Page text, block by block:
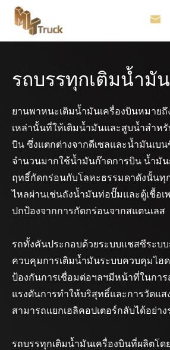

รถบรรทุกเติมน้ำมั
ยานพาหนะเติมน้ำมันเครื่องบินหมาย
เหล่านั้นที่ให้เติมน้ำมันและสูบน้ำสำห
บิน ซึ่งแตกต่างจากดีเซลและน้ำมันเบ
จำนวนมากใช้น้ำมันก๊าดการบิน น้ำมั
ฤทธิ์กัดกร่อนกับโลหะธรรมดาดังนั้น
ไหลผ่านเช่นถังน้ำมันท่อปั๊มและตู้เชื้อเ
ปกป้องจากการกัดกร่อนจากสแตนเลส
รถทั้งคันประกอบด้วยระบบแชสซีระบ
ควบคุมการเติมน้ำมันระบบควบคุมไฮ
ป้องกันการเชื่อมต่อฯลฯมีหน้าที่ในกา
แรงดันการทำให้บริสุทธิ์และการวัดแส
สามารถแยกเฮลิคอปเตอร์กลับได้อย่า
รถบรรทุกเติมน้ำมันเครื่องบินที่ผลิตโด